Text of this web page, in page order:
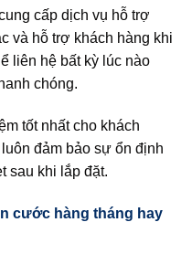
cấp dịch vụ hỗ trợ
và hỗ trợ khách hàng khi
liên hệ bất kỳ lúc nào
chóng.
tốt nhất cho khách
đảm bảo sự ổn định
sau khi lắp đặt.
cước hàng tháng hay